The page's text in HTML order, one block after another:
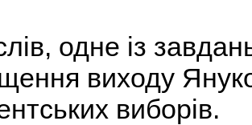
одне із
виходу
виборів.